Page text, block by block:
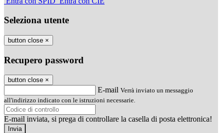
Seleziona utente
button close ×
Recupero password
button close ×
E-mail Verrà inviato un messaggio
all'indirizzo indicato con le istruzioni necessarie.
E-mail inviata, si prega di controllare la casella di posta elettronica!